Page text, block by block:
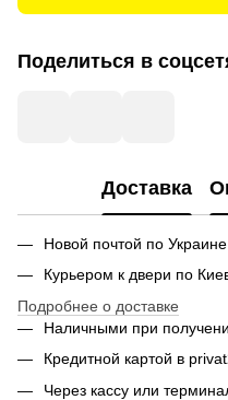
Поделиться в
Доставка
Новой почтой по
Курьером к двери по
Подробнее о доставке
Наличными при
Кредитной картой в
Через кассу или